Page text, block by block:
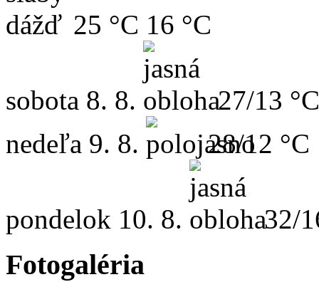
25 °C 16 °C
sobota 8. 8.
27/13 °C
nedeľa 9. 8. 28/12 °C
pondelok 10. 8. 32/
Fotogaléria